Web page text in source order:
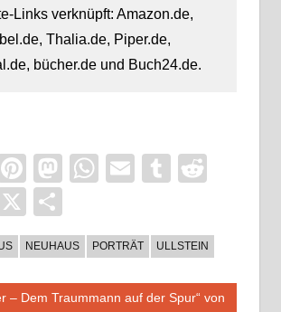
Links verknüpft: Amazon.de,
Thalia.de, Piper.de,
bücher.de und Buch24.de.
TwitterPinterest
Mastodon
WhatsApp
EmailTumblr
Threads
X
NEUHAUS PORTRÄT ULLSTEIN
– Dem Traummann auf der Spur“ von